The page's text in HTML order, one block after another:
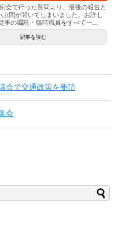
会で行った質問より、最後の報告と
ぶ間が開いてしまいました。お許し
事の嘱託・臨時職員をすべて一...
記事を読む
会で交通政策を要請
会